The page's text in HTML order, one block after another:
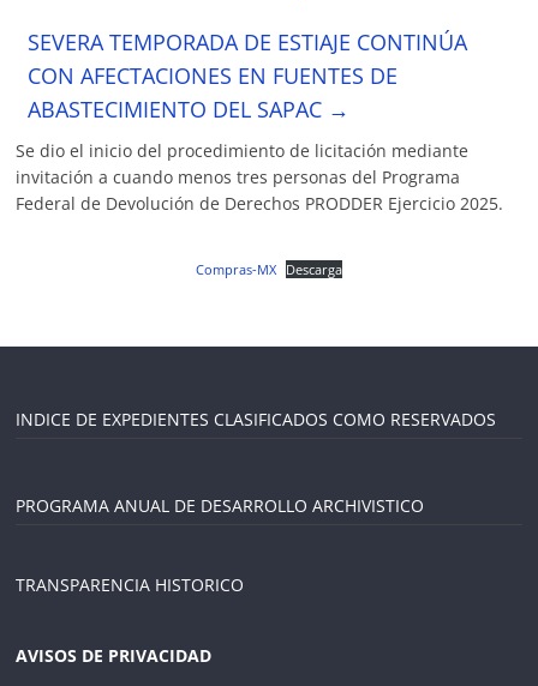
SEVERA TEMPORADA DE ESTIAJE CONTINÚA
CON AFECTACIONES EN FUENTES DE
ABASTECIMIENTO DEL SAPAC →
Se dio el inicio del procedimiento de licitación mediante
invitación a cuando menos tres personas del Programa
Federal de Devolución de Derechos PRODDER Ejercicio 2025.
Compras-MX Descarga
INDICE DE EXPEDIENTES CLASIFICADOS COMO RESERVADOS
PROGRAMA ANUAL DE DESARROLLO ARCHIVISTICO
TRANSPARENCIA HISTORICO
AVISOS DE PRIVACIDAD